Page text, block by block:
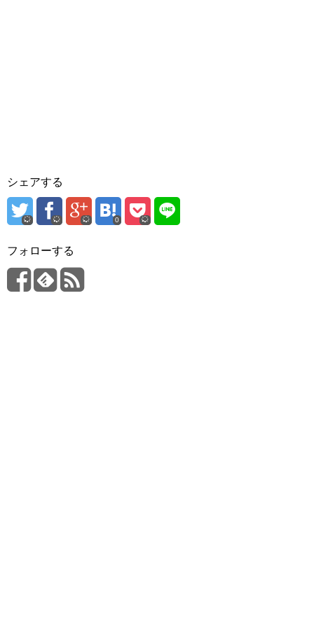
シェアする
0
フォローする